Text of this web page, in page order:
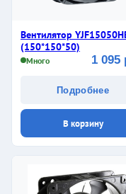
Вентилятор
(150*150*50)
Много 1 095
Подробнее
В корзину